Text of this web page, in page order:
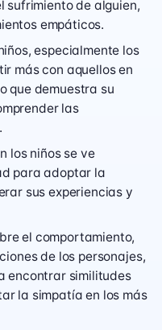
sufrimiento de alguien,
empáticos.
especialmente los
más con aquellos en
que demuestra su
las
los niños se ve
para adoptar la
sus experiencias y
el comportamiento,
de los personajes,
encontrar similitudes
la simpatía en los más